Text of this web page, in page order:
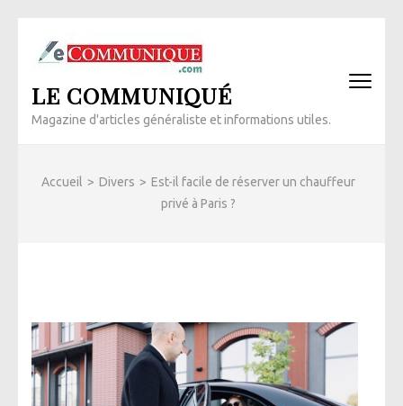
(Pressez
Entrée)
LE COMMUNIQUÉ
Magazine d'articles généraliste et informations utiles.
Accueil > Divers > Est-il facile de réserver un chauffeur
privé à Paris ?